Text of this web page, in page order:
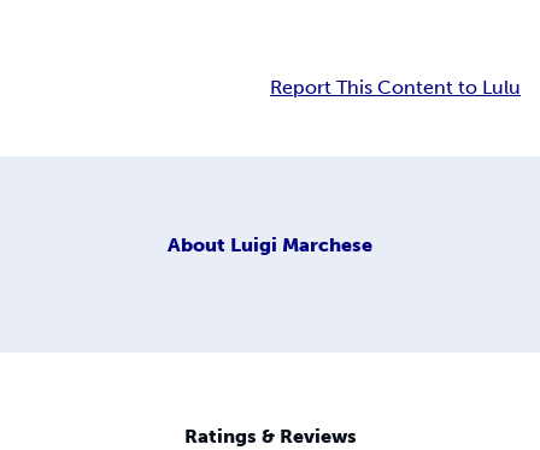
Report This Content to Lulu
About Luigi Marchese
Ratings & Reviews